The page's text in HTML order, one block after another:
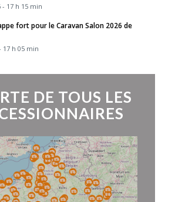
- 17 h 15 min
fort pour le Caravan Salon 2026 de
17 h 05 min
DE TOUS LES